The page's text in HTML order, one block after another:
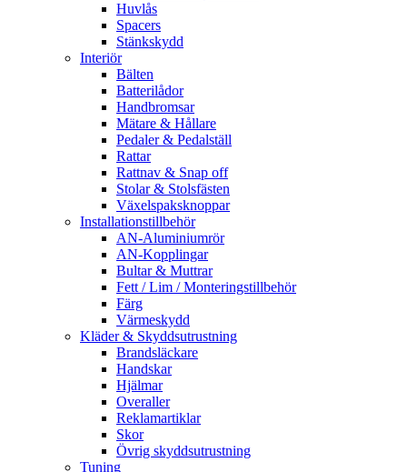
Huvlås
Spacers
Stänkskydd
Interiör
Bälten
Batterilådor
Handbromsar
Mätare & Hållare
Pedaler & Pedalställ
Rattar
Rattnav & Snap off
Stolar & Stolsfästen
Växelspaksknoppar
Installationstillbehör
AN-Aluminiumrör
AN-Kopplingar
Bultar & Muttrar
Fett / Lim / Monteringstillbehör
Färg
Värmeskydd
Kläder & Skyddsutrustning
Brandsläckare
Handskar
Hjälmar
Overaller
Reklamartiklar
Skor
Övrig skyddsutrustning
Tuning